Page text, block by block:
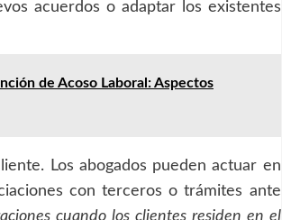
acuerdos o adaptar los existentes
de Acoso Laboral: Aspectos
Los abogados pueden actuar en
con terceros o trámites ante
cuando los clientes residen en el